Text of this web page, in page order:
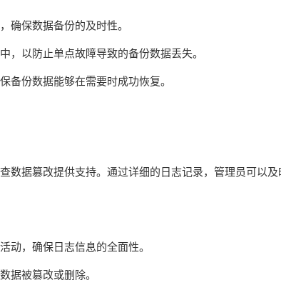
确保数据备份的及时性。
，以防止单点故障导致的备份数据丢失。
备份数据能够在需要时成功恢复。
数据篡改提供支持。通过详细的日志记录，管理员可以及
动，确保日志信息的全面性。
据被篡改或删除。